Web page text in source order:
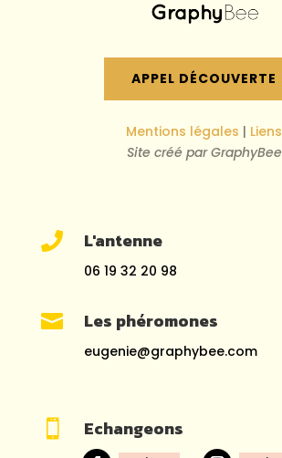
APPEL DÉCOUVERTE
Mentions légales | Liens
Site créé par GraphyBee
 L'antenne
06 19 32 20 98
 Les phéromones
eugenie@graphybee.com
 Echangeons